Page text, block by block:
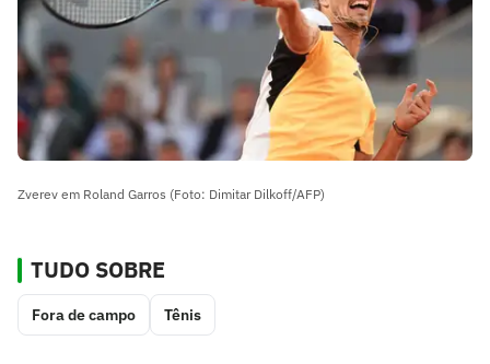
Zverev em Roland Garros (Foto: Dimitar Dilkoff/AFP)
TUDO SOBRE
Fora de campo Tênis